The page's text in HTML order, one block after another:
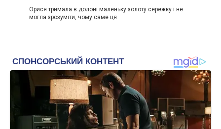
Орися тримала в долоні маленьку золоту сережку і не
могла зрозуміти, чому саме ця